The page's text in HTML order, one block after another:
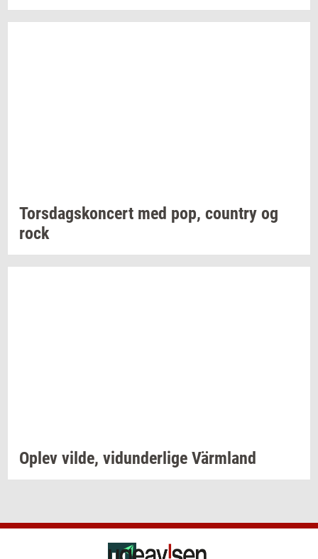
Tors­dags­kon­cert med pop, co­un­try og
rock
Oplev vilde, vi­dun­der­li­ge Värmland